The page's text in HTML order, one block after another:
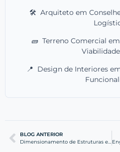
🛠️ Arquiteto em
🧱 Terreno Comercial
📍 Design de Interiores
BLOG ANTERIOR
Dimensionamento de Estruturas em Navegantes: Guia Técnico